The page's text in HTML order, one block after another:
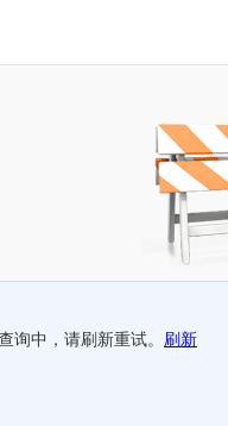
询中，请刷新重试。 刷新